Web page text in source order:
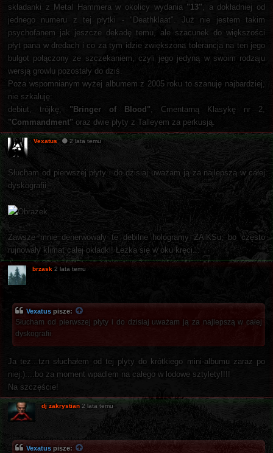
składanki z Metal Hammera w okolicy wydania "13", a dokładniej od
jednego numeru z tej płytki - "Deathklaat". Już nie jestem takim
psychofanem jak jeszcze dekadę temu, ale szacunek do większości
płyt pana w dredach i co za tym idzie zwiększona tolerancja na ten jego
bulgot połączony ze szczekaniem, czyli jego jedyną w swoim rodzaju
wersją growlu pozostały do dziś.
Poza wspomnianym wyżej albumem z 2005 roku to szanuję najbardziej,
nie szkaluję:
debiut, trójkę, "Bringer of Blood", Cmentarną Klasykę nr 2,
"Commandment" oraz dwie płyty z Talleyem za perkusją.
Vexatus 2 lata temu
Słucham od pierwszej płyty i do dzisiaj uważam ją za najlepszą w całej
dyskografii.
Zawsze mnie denerwowały te debilne hologramy ZAiKSu, bo często
rujnowały klimat całej okładki! Łezka się w oku kręci...
brzask 2 lata temu
Vexatus pisze:
Słucham od pierwszej płyty i do dzisiaj uważam ją za najlepszą w całej
dyskografii
Ja też...tzn słuchałem od tej plyty do krótkiego mini-albumu zaraz po
niej:)....bo za moment wpadlem na całego w lodowe sztylety!!!!
Na szczęście!
dj zakrystian 2 lata temu
Vexatus pisze: